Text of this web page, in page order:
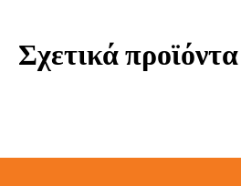
Σχετικά προϊόντα